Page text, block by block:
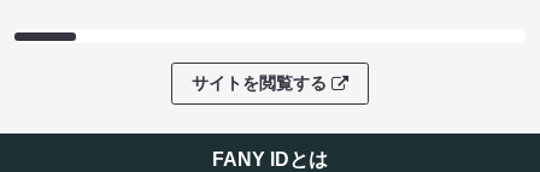
サイトを閲覧する
FANY IDとは